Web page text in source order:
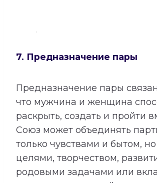
7. Предназначение пары
Предназначение пары
что мужчина и женщина
раскрыть, создать и пройти
Союз может объединять
только чувствами и бытом,
целями, творчеством,
родовыми задачами или